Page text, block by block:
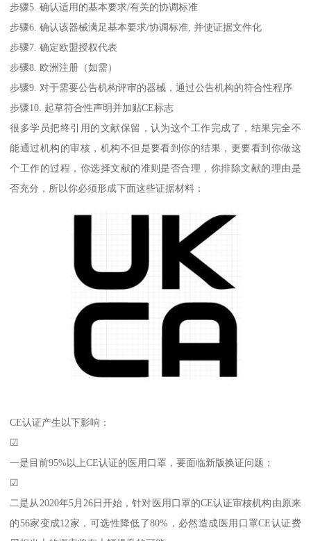
步骤5. 确认适用的基本要求/有关的协调标准
步骤6. 确认该器械满足基本要求/协调标准, 并使证据文件化
步骤7. 确定欧盟授权代表
步骤8. 欧洲注册（如需）
步骤9. 对于需要公告机构评审的器械，通过公告机构的符合性程序
步骤10. 起草符合性声明并加贴CE标志
很多学员把终引用的文献保留，认为这个工作完成了，结果完全不
能通过机构的审核，机构不但是要看到你的结果，更要看到你做这
个工作的过程，你选择文献的准则是否合理，你排除文献的理由是
否充分，所以你必须形成下面这些证据材料：
CE认证产生以下影响：
☑
一是目前95%以上CE认证的医用口罩，要面临新版换证问题；
☑
二是从2020年5月26日开始，针对医用口罩的CE认证审核机构由原来
的56家变成12家，可选性降低了80%，必然造成医用口罩CE认证费